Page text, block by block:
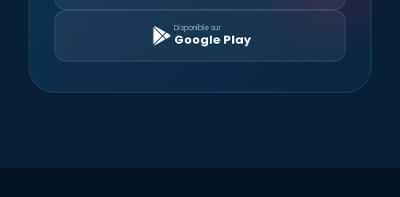
Disponible sur
Google Play